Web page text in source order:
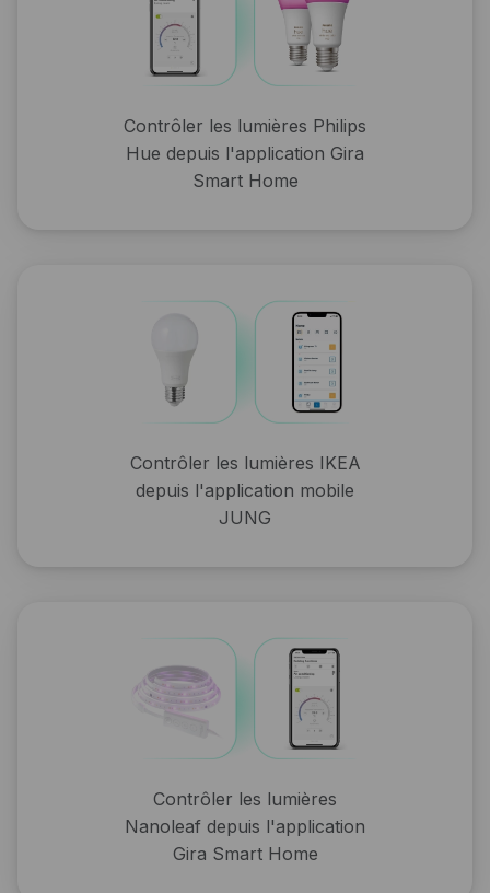
Contrôler les lumières Philips
Hue depuis l'application Gira
Smart Home
Contrôler les lumières IKEA
depuis l'application mobile
JUNG
Contrôler les lumières
Nanoleaf depuis l'application
Gira Smart Home